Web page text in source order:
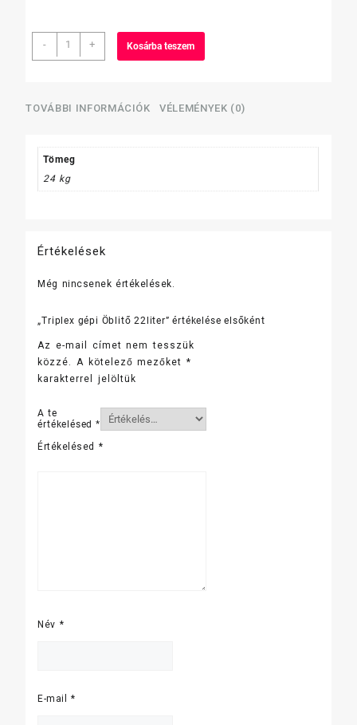
-
Triplex
gépi
mennyiség
+ Kosárba teszem
TOVÁBBI INFORMÁCIÓK VÉLEMÉNYEK (0)
Tömeg
24 kg
Értékelések
Még nincsenek értékelések.
„Triplex gépi Öblitő 22liter” értékelése elsőként
Az e-mail címet nem tesszük
közzé.
A kötelező mezőket *
karakterrel jelöltük
A te
értékelésed*
Értékelésed *
Név *
E-mail*